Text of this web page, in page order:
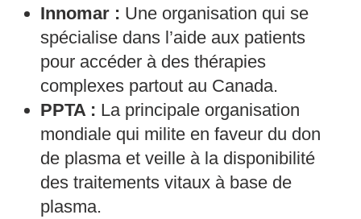
Innomar : Une organisation qui se
spécialise dans l’aide aux patients
pour accéder à des thérapies
complexes partout au Canada.
PPTA : La principale organisation
mondiale qui milite en faveur du don
de plasma et veille à la disponibilité
des traitements vitaux à base de
plasma.